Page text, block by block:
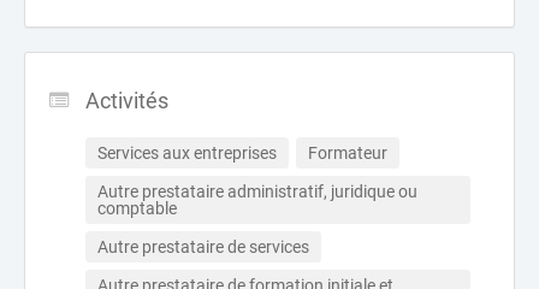
Activités
Services aux entreprises
Formateur
Autre prestataire administratif, juridique ou
comptable
Autre prestataire de services